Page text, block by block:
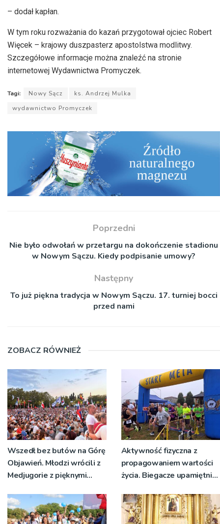
– dodał kapłan.
W tym roku rozważania do kazań przygotował ojciec Robert
Więcek – krajowy duszpasterz apostolstwa modlitwy.
Szczegółowe informacje można znaleźć na stronie
internetowej Wydawnictwa Promyczek.
Tagi: Nowy Sącz
ks. Andrzej Mulka
wydawnictwo Promyczek
Poprzedni
Nie było odwołań w przetargu na dokończenie stadionu
w Nowym Sączu. Kiedy podpisanie umowy?
Następny
To już piękna tradycja w Nowym Sączu. 17. turniej bocci
przed nami
ZOBACZ RÓWNIEŻ
Wszedł bez butów na Górę
Objawień. Młodzi wrócili z
Medjugorie z pięknymi
Aktywność fizyczna z
propagowaniem wartości
życia. Biegacze upamiętnili